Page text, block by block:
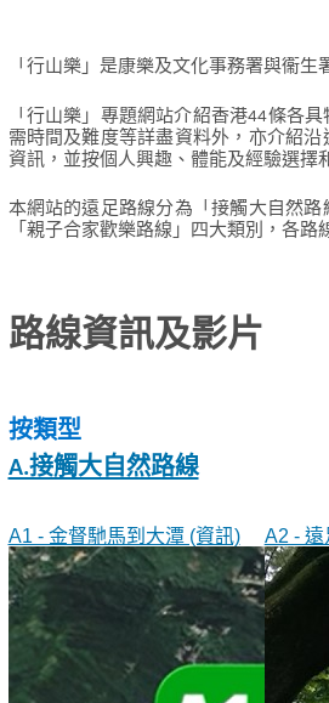
「行山樂」是康樂及文化事務署與衞
「行山樂」專題網站介紹香港44條各
需時間及難度等詳盡資料外，亦介紹
資訊，並按個人興趣、體能及經驗選擇
本網站的遠足路線分為「接觸大自然
「親子合家歡樂路線」四大類別，各路
路線資訊及影片
按類型
A.接觸大自然路線
A1 - 金督馳馬到大潭 (資訊) A2 - 遠